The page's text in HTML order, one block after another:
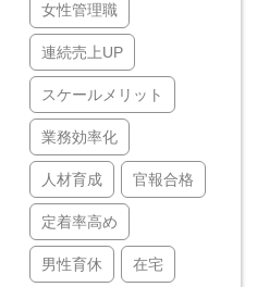
女性管理職
連続売上UP
スケールメリット
業務効率化
人材育成 官報合格
定着率高め
男性育休 在宅